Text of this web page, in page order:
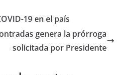
19 en el país
genera la prórroga
solicitada por Presidente